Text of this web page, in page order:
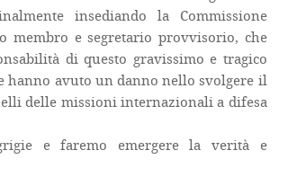
insediando la Commissione
membro e segretario provvisorio, che
di questo gravissimo e tragico
hanno avuto un danno nello svolgere il
delle missioni internazionali a difesa
e faremo emergere la verità e